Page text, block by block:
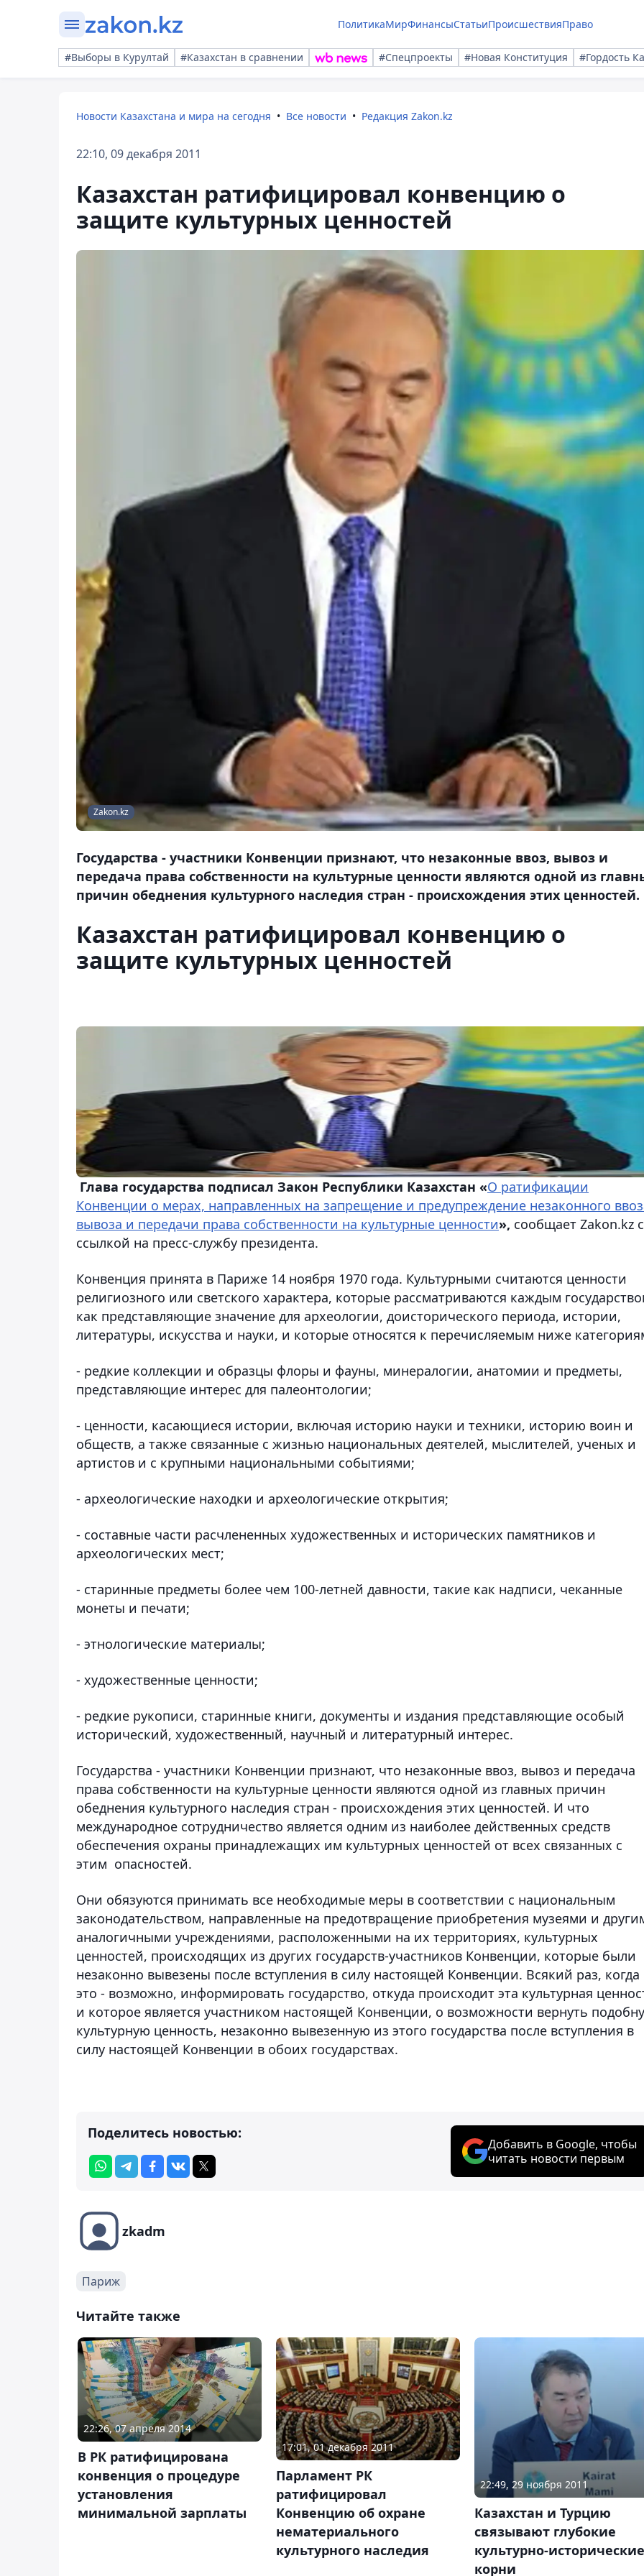
ПолитикаМирФинансыСтатьиПроисшествияПраво
#Выборы в Курултай #Казахстан в сравнении #Спецпроекты #Новая Конституция #Гордость
Новости Казахстана и мира на сегодня Все новости Редакция Zakon.kz
22:10, 09 декабря 2011
Казахстан ратифицировал конвенцию о
защите культурных ценностей
Zakon.kz
Государства - участники Конвенции признают, что незаконные ввоз, вывоз и
передача права собственности на культурные ценности являются одной из
причин обеднения культурного наследия стран - происхождения этих ценностей.
Казахстан ратифицировал конвенцию о
защите культурных ценностей
Глава государства подписал Закон Республики Казахстан «О ратификации
Конвенции о мерах, направленных на запрещение и предупреждение незаконного
вывоза и передачи права собственности на культурные ценности», сообщает Zakon.kz
ссылкой на пресс-службу президента.
Конвенция принята в Париже 14 ноября 1970 года. Культурными считаются ценности
религиозного или светского характера, которые рассматриваются каждым
как представляющие значение для археологии, доисторического периода, истории,
литературы, искусства и науки, и которые относятся к перечисляемым ниже
- редкие коллекции и образцы флоры и фауны, минералогии, анатомии и предметы,
представляющие интерес для палеонтологии;
- ценности, касающиеся истории, включая историю науки и техники, историю воин и
обществ, а также связанные с жизнью национальных деятелей, мыслителей, ученых и
артистов и с крупными национальными событиями;
- археологические находки и археологические открытия;
- составные части расчлененных художественных и исторических памятников и
археологических мест;
- старинные предметы более чем 100-летней давности, такие как надписи, чеканные
монеты и печати;
- этнологические материалы;
- художественные ценности;
- редкие рукописи, старинные книги, документы и издания представляющие особый
исторический, художественный, научный и литературный интерес.
Государства - участники Конвенции признают, что незаконные ввоз, вывоз и передача
права собственности на культурные ценности являются одной из главных причин
обеднения культурного наследия стран - происхождения этих ценностей. И что
международное сотрудничество является одним из наиболее действенных средств
обеспечения охраны принадлежащих им культурных ценностей от всех связанных с
этим опасностей.
Они обязуются принимать все необходимые меры в соответствии с национальным
законодательством, направленные на предотвращение приобретения музеями и
аналогичными учреждениями, расположенными на их территориях, культурных
ценностей, происходящих из других государств-участников Конвенции, которые были
незаконно вывезены после вступления в силу настоящей Конвенции. Всякий раз, когда
это - возможно, информировать государство, откуда происходит эта культурная
и которое является участником настоящей Конвенции, о возможности вернуть
культурную ценность, незаконно вывезенную из этого государства после вступления в
силу настоящей Конвенции в обоих государствах.
Поделитесь новостью:
Добавить в Google, чтобы
читать новости первым
zkadm
Париж
Читайте также
22:26, 07 апреля 2014
В РК ратифицирована
конвенция о процедуре
установления
минимальной зарплаты
17:01, 01 декабря 2011
Парламент РК
ратифицировал
Конвенцию об охране
нематериального
культурного наследия
22:49, 29 ноября 2011
Казахстан и Турцию
связывают глубокие
культурно-исторические
корни